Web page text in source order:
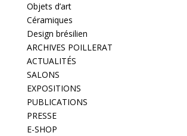
Objets d’art
Céramiques
Design brésilien
ARCHIVES POILLERAT
ACTUALITÉS
SALONS
EXPOSITIONS
PUBLICATIONS
PRESSE
E-SHOP